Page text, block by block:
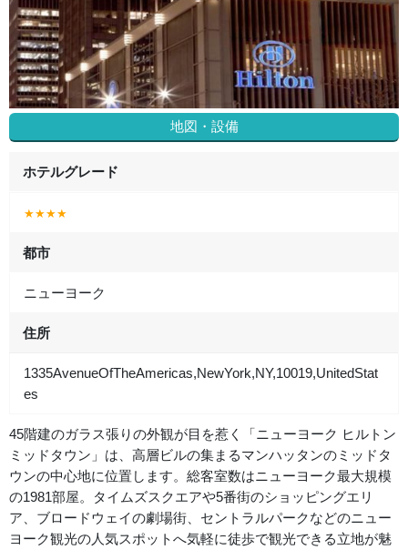
地図・設備
ホテルグレード
★★★★
都市
ニューヨーク
住所
1335AvenueOfTheAmericas,NewYork,NY,10019,UnitedStat
es
45階建のガラス張りの外観が目を惹く「ニューヨーク ヒルトン
ミッドタウン」は、高層ビルの集まるマンハッタンのミッドタ
ウンの中心地に位置します。総客室数はニューヨーク最大規模
の1981部屋。タイムズスクエアや5番街のショッピングエリ
ア、ブロードウェイの劇場街、セントラルパークなどのニュー
ヨーク観光の人気スポットへ気軽に徒歩で観光できる立地が魅